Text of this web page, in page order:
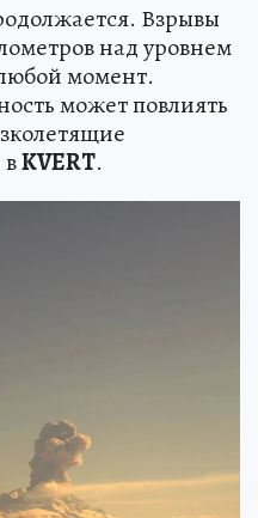
Взрывы
над уровнем
момент.
может повлиять
KVERT.